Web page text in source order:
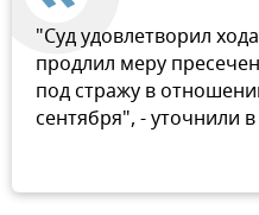
"Суд удовлетворил
продлил меру
под стражу в
сентября", - уточнили в